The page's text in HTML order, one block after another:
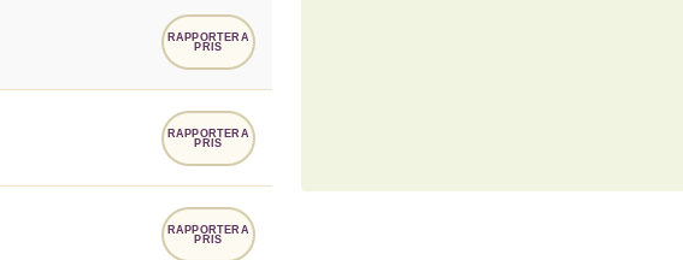
RAPPORTERA
PRIS
RAPPORTERA
PRIS
RAPPORTERA
PRIS